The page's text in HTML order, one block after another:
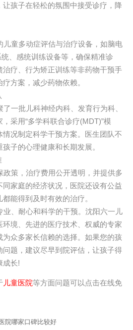
孩子在轻松的氛围中接受诊疗，降
童多动症评估与治疗设备，如脑电
、感统训练设备等，确保精准诊
治疗、行为矫正训练等非药物干预手
方案，减少药物依赖。
一批儿科神经内科、发育行为科、
采用“多学科联合诊疗(MDT)”模
况制定科学干预方案。医生团队不
子的心理健康和长期发展。
策，治疗费用公开透明，并提供多
家庭的经济状况，医院还设有公益
能得到及时有效的治疗。
、耐心和科学的干预。沈阳六一儿
境、先进的医疗技术、权威的专家
为众多家长信赖的选择。如果您的孩
题，建议尽早到院评估，让孩子得
成长!
咨询客服
约你的时间
儿童医院等方面问题可以点击在线免
院哪家口碑比较好
咨询客服